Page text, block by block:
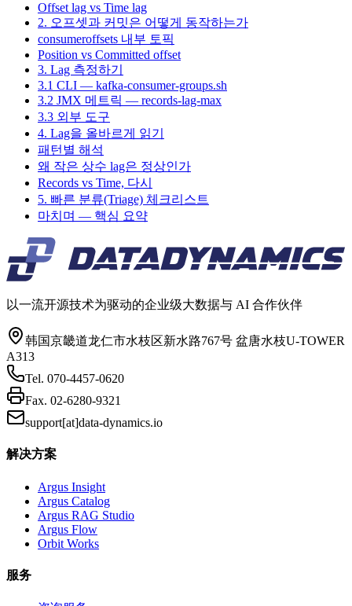
Offset lag vs Time lag
2. 오프셋과 커밋은 어떻게 동작하는가
consumeroffsets 내부 토픽
Position vs Committed offset
3. Lag 측정하기
3.1 CLI — kafka-consumer-groups.sh
3.2 JMX 메트릭 — records-lag-max
3.3 외부 도구
4. Lag을 올바르게 읽기
패턴별 해석
왜 작은 상수 lag은 정상인가
Records vs Time, 다시
5. 빠른 분류(Triage) 체크리스트
마치며 — 핵심 요약
以一流开源技术为驱动的企业级大数据与 AI 合作伙伴
韩国京畿道龙仁市水枝区新水路767号 盆唐水枝U-TOWER
A313
Tel. 070-4457-0620
Fax. 02-6280-9321
support[at]data-dynamics.io
解决方案
Argus Insight
Argus Catalog
Argus RAG Studio
Argus Flow
Orbit Works
服务